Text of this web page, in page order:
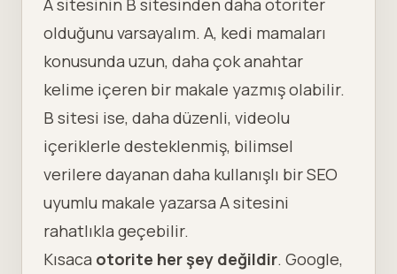
A sitesinin B sitesinden daha otoriter
olduğunu varsayalım. A, kedi mamaları
konusunda uzun, daha çok anahtar
kelime içeren bir makale yazmış olabilir.
B sitesi ise, daha düzenli, videolu
içeriklerle desteklenmiş, bilimsel
verilere dayanan daha kullanışlı birSEO
uyumlu makale yazarsa A sitesini
rahatlıkla geçebilir.
Kısaca otorite her şey değildir. Google,